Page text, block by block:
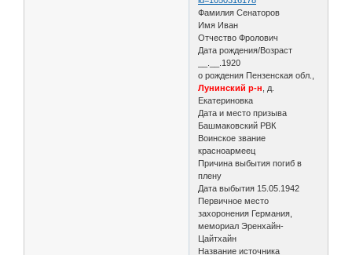
Фамилия Сенаторов
Имя Иван
Отчество Фролович
Дата рождения/Возраст
__.__.1920
о рождения Пензенская обл.,
Лунинский р-н , д.
Екатериновка
Дата и место призыва
Башмаковский РВК
Воинское звание
красноармеец
Причина выбытия погиб в
плену
Дата выбытия 15.05.1942
Первичное место
захоронения Германия,
мемориал Эренхайн-
Цайтхайн
Название источника